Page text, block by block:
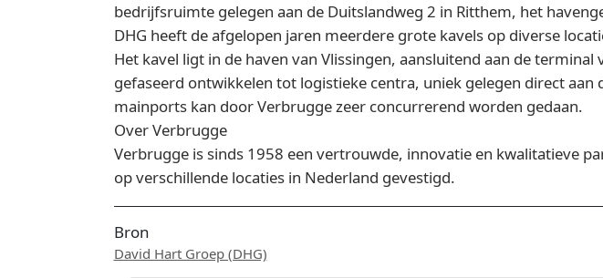
bedrijfsruimte gelegen aan de Duitslandweg 2 in Ritthem, het
DHG heeft de afgelopen jaren meerdere grote kavels op diverse
Het kavel ligt in de haven van Vlissingen, aansluitend aan de
gefaseerd ontwikkelen tot logistieke centra, uniek gelegen direct
mainports kan door Verbrugge zeer concurrerend worden gedaan.
Over Verbrugge
Verbrugge is sinds 1958 een vertrouwde, innovatie en kwalitatieve
op verschillende locaties in Nederland gevestigd.
Bron
David Hart Groep (DHG)